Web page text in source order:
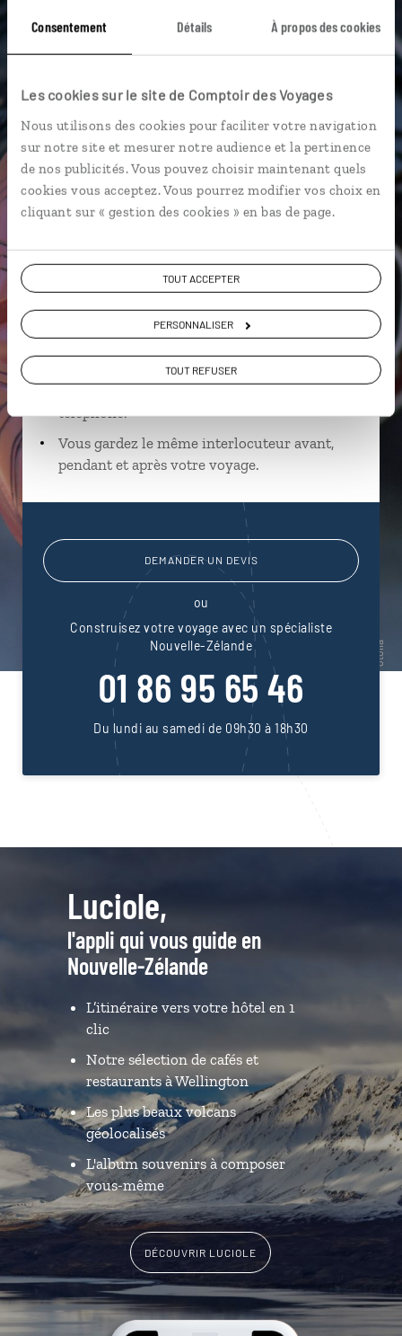
Consentement Détails À propos des cookies
Les cookies sur le site de Comptoir des Voyages
Nous utilisons des cookies pour faciliter votre navigation
sur notre site et mesurer notre audience et la pertinence
de nos publicités. Vous pouvez choisir maintenant quels
cookies vous acceptez. Vous pourrez modifier vos choix en
cliquant sur « gestion des cookies » en bas de page.
TOUT ACCEPTER
PERSONNALISER
TOUT REFUSER
Blenheim
Karangahake Gorge
Cyrielle,
spécialiste Nouvelle-Zélande
Suivez vos envies et demandez conseils à nos
Ils sauront organiser votre itinéraire au plus
près de vos envies et de la réalité du pays.
Échangez en face à face ou depuis nos studios
connectés en agence, mais aussi par email ou
téléphone.
Vous gardez le même interlocuteur avant,
pendant et après votre voyage.
DEMANDER UN DEVIS
ou
Construisez votre voyage avec un spécialiste
Nouvelle-Zélande
01 86 95 65 46
Du lundi au samedi de 09h30 à 18h30
Luciole,
l'appli qui vous guide en
Nouvelle-Zélande
L’itinéraire vers votre hôtel en 1
clic
Notre sélection de cafés et
restaurants à Wellington
Les plus beaux volcans
géolocalisés
L'album souvenirs à composer
vous-même
DÉCOUVRIR LUCIOLE